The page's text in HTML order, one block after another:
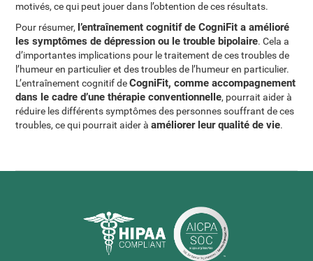
motivés, ce qui peut jouer dans l’obtention de ces résultats.
Pour résumer, l’entraînement cognitif de CogniFit a amélioré
les symptômes de dépression ou le trouble bipolaire. Cela a
d’importantes implications pour le traitement de ces troubles de
l’humeur en particulier et des troubles de l’humeur en particulier.
L’entraînement cognitif deCogniFit, comme accompagnement
dans le cadre d’une thérapie conventionnelle, pourrait aider à
réduire les différents symptômes des personnes souffrant de ces
troubles, ce qui pourrait aider àaméliorer leur qualité de vie.